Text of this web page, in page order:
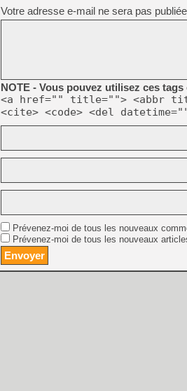
Votre adresse e-mail ne sera pas
NOTE - Vous pouvez utilisez ces
<a href="" title=""> <abbr
<cite> <code> <del
Prévenez-moi de tous les nouveaux
Prévenez-moi de tous les nouveaux